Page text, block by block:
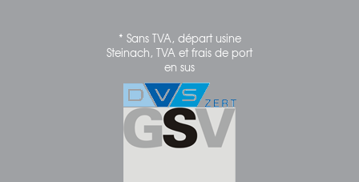
* Sans TVA, départ usine
Steinach, TVA et frais de port
en sus